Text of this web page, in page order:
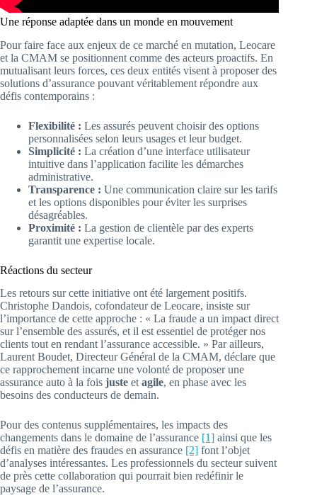
Une réponse adaptée dans un monde en mouvement
Pour faire face aux enjeux de ce marché en mutation, Leocare
et la CMAM se positionnent comme des acteurs proactifs. En
mutualisant leurs forces, ces deux entités visent à proposer des
solutions d’assurance pouvant véritablement répondre aux
défis contemporains :
Flexibilité : Les assurés peuvent choisir des options
personnalisées selon leurs usages et leur budget.
Simplicité : La création d’une interface utilisateur
intuitive dans l’application facilite les démarches
administrative.
Transparence : Une communication claire sur les tarifs
et les options disponibles pour éviter les surprises
désagréables.
Proximité : La gestion de clientèle par des experts
garantit une expertise locale.
Réactions du secteur
Les retours sur cette initiative ont été largement positifs.
Christophe Dandois, cofondateur de Leocare, insiste sur
l’importance de cette approche : « La fraude a un impact direct
sur l’ensemble des assurés, et il est essentiel de protéger nos
clients tout en rendant l’assurance accessible. » Par ailleurs,
Laurent Boudet, Directeur Général de la CMAM, déclare que
ce rapprochement incarne une volonté de proposer une
assurance auto à la fois juste etagile, en phase avec les
besoins des conducteurs de demain.
Pour des contenus supplémentaires, les impacts des
changements dans le domaine de l’assurance [1] ainsi que les
défis en matière des fraudes en assurance [2] font l’objet
d’analyses intéressantes. Les professionnels du secteur suivent
de près cette collaboration qui pourrait bien redéfinir le
paysage de l’assurance.